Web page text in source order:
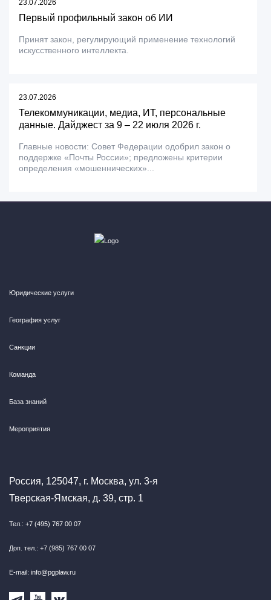
23.07.2026
Первый профильный закон об ИИ
Принят закон, регулирующий применение технологий
искусственного интеллекта.
23.07.2026
Телекоммуникации, медиа, ИТ, персональные
данные. Дайджест за 9 – 22 июля 2026 г.
Главные новости: Совет Федерации одобрил закон о
поддержке «Почты России»; предложены критерии
определения «мошеннических»...
Юридические услуги
География услуг
Санкции
Команда
База знаний
Мероприятия
Россия, 125047, г. Москва, ул. 3-я
Тверская-Ямская, д. 39, стр. 1
Тел.: +7 (495) 767 00 07
Доп. тел.: +7 (985) 767 00 07
E-mail: info@pgplaw.ru